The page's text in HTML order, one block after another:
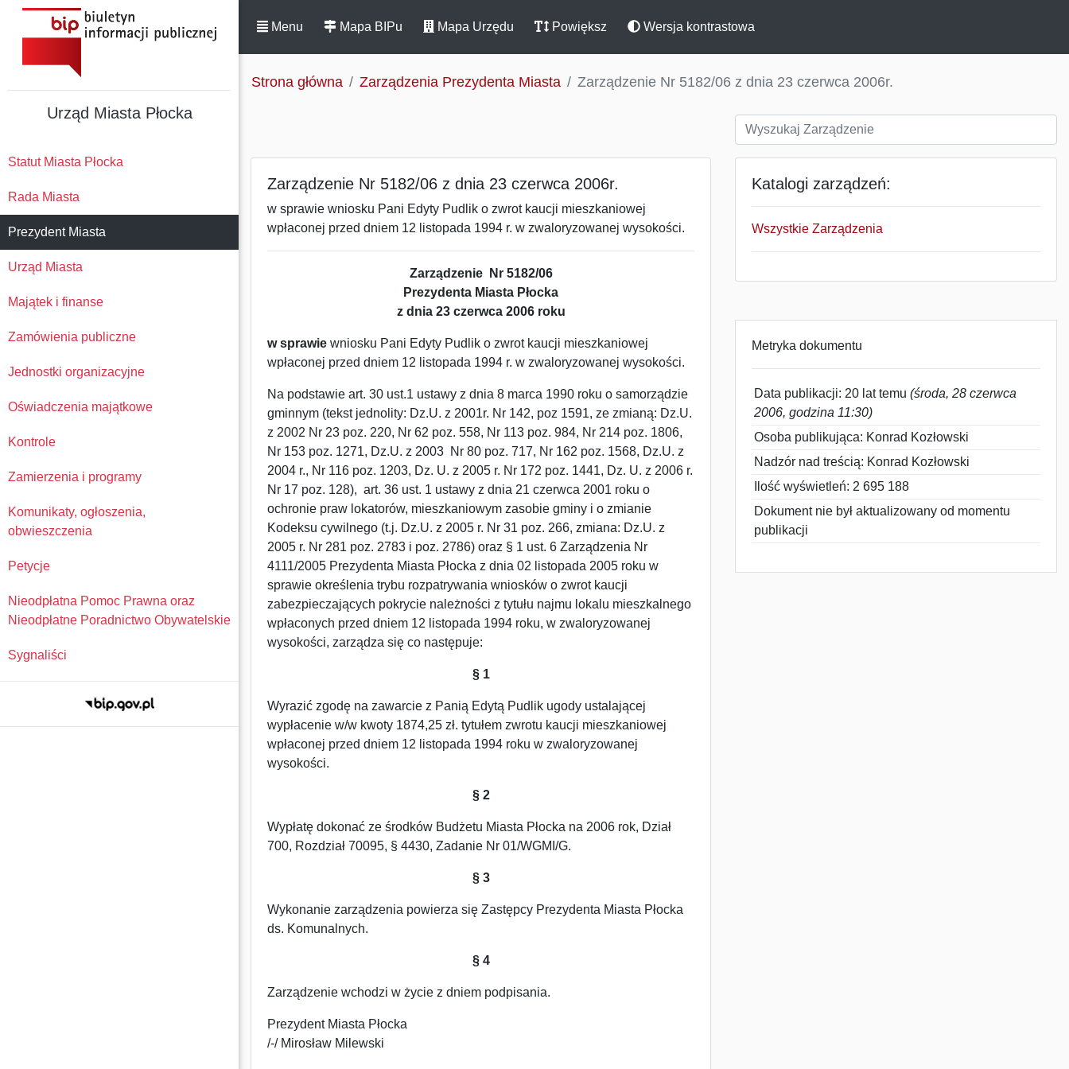
Urząd Miasta Płocka
Statut Miasta Płocka
Rada Miasta
Prezydent Miasta
Urząd Miasta
Majątek i finanse
Zamówienia publiczne
Jednostki organizacyjne
Oświadczenia majątkowe
Kontrole
Zamierzenia i programy
Komunikaty, ogłoszenia,
obwieszczenia
Petycje
Nieodpłatna Pomoc Prawna oraz
Nieodpłatne Poradnictwo Obywatelskie
Sygnaliści
Menu Mapa BIPu Mapa Urzędu Powiększ Wersja kontrastowa
Strona główna Zarządzenia Prezydenta Miasta Zarządzenie Nr 5182/06 z dnia 23 czerwca 2006r.
Zarządzenie Nr 5182/06 z dnia 23 czerwca 2006r.
w sprawie wniosku Pani Edyty Pudlik o zwrot kaucji mieszkaniowej
wpłaconej przed dniem 12 listopada 1994 r. w zwaloryzowanej wysokości.
Zarządzenie Nr 5182/06
Prezydenta Miasta Płocka
z dnia 23 czerwca 2006 roku
w sprawie wniosku Pani Edyty Pudlik o zwrot kaucji mieszkaniowej
wpłaconej przed dniem 12 listopada 1994 r. w zwaloryzowanej wysokości.
Na podstawie art. 30 ust.1 ustawy z dnia 8 marca 1990 roku o samorządzie
gminnym (tekst jednolity: Dz.U. z 2001r. Nr 142, poz 1591, ze zmianą: Dz.U.
z 2002 Nr 23 poz. 220, Nr 62 poz. 558, Nr 113 poz. 984, Nr 214 poz. 1806,
Nr 153 poz. 1271, Dz.U. z 2003 Nr 80 poz. 717, Nr 162 poz. 1568, Dz.U. z
2004 r., Nr 116 poz. 1203, Dz. U. z 2005 r. Nr 172 poz. 1441, Dz. U. z 2006 r.
Nr 17 poz. 128), art. 36 ust. 1 ustawy z dnia 21 czerwca 2001 roku o
ochronie praw lokatorów, mieszkaniowym zasobie gminy i o zmianie
Kodeksu cywilnego (t.j. Dz.U. z 2005 r. Nr 31 poz. 266, zmiana: Dz.U. z
2005 r. Nr 281 poz. 2783 i poz. 2786) oraz § 1 ust. 6 Zarządzenia Nr
4111/2005 Prezydenta Miasta Płocka z dnia 02 listopada 2005 roku w
sprawie określenia trybu rozpatrywania wniosków o zwrot kaucji
zabezpieczających pokrycie należności z tytułu najmu lokalu mieszkalnego
wpłaconych przed dniem 12 listopada 1994 roku, w zwaloryzowanej
wysokości, zarządza się co następuje:
§ 1
Wyrazić zgodę na zawarcie z Panią Edytą Pudlik ugody ustalającej
wypłacenie w/w kwoty 1874,25 zł. tytułem zwrotu kaucji mieszkaniowej
wpłaconej przed dniem 12 listopada 1994 roku w zwaloryzowanej
wysokości.
§ 2
Wypłatę dokonać ze środków Budżetu Miasta Płocka na 2006 rok, Dział
700, Rozdział 70095, § 4430, Zadanie Nr 01/WGMI/G.
§ 3
Wykonanie zarządzenia powierza się Zastępcy Prezydenta Miasta Płocka
ds. Komunalnych.
§ 4
Zarządzenie wchodzi w życie z dniem podpisania.
Prezydent Miasta Płocka
/-/ Mirosław Milewski
Katalogi zarządzeń:
Wszystkie Zarządzenia
Metryka dokumentu
Data publikacji: 20 lat temu (środa, 28 czerwca
2006, godzina 11:30)
Osoba publikująca: Konrad Kozłowski
Nadzór nad treścią: Konrad Kozłowski
Ilość wyświetleń: 2 695 188
Dokument nie był aktualizowany od momentu
publikacji